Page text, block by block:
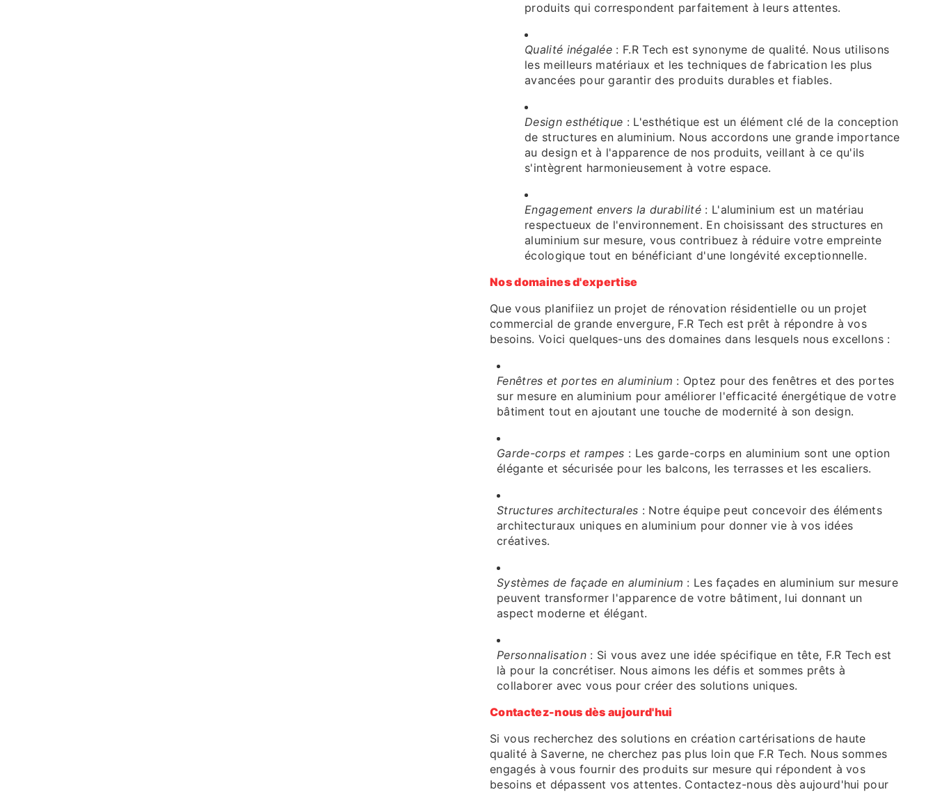
produits qui correspondent parfaitement à leurs attentes.
Qualité inégalée : F.R Tech est synonyme de qualité. Nous utilisons
les meilleurs matériaux et les techniques de fabrication les plus
avancées pour garantir des produits durables et fiables.
Design esthétique : L'esthétique est un élément clé de la conception
de structures en aluminium. Nous accordons une grande importance
au design et à l'apparence de nos produits, veillant à ce qu'ils
s'intègrent harmonieusement à votre espace.
Engagement envers la durabilité: L'aluminium est un matériau
respectueux de l'environnement. En choisissant des structures en
aluminium sur mesure, vous contribuez à réduire votre empreinte
écologique tout en bénéficiant d'une longévité exceptionnelle.
Nos domaines d'expertise
Que vous planifiiez un projet de rénovation résidentielle ou un projet
commercial de grande envergure, F.R Tech est prêt à répondre à vos
besoins. Voici quelques-uns des domaines dans lesquels nous excellons :
Fenêtres et portes en aluminium : Optez pour des fenêtres et des portes
sur mesure en aluminium pour améliorer l'efficacité énergétique de votre
bâtiment tout en ajoutant une touche de modernité à son design.
Garde-corps et rampes : Les garde-corps en aluminium sont une option
élégante et sécurisée pour les balcons, les terrasses et les escaliers.
Structures architecturales : Notre équipe peut concevoir des éléments
architecturaux uniques en aluminium pour donner vie à vos idées
créatives.
Systèmes de façade en aluminium : Les façades en aluminium sur mesure
peuvent transformer l'apparence de votre bâtiment, lui donnant un
aspect moderne et élégant.
Personnalisation : Si vous avez une idée spécifique en tête, F.R Tech est
là pour la concrétiser. Nous aimons les défis et sommes prêts à
collaborer avec vous pour créer des solutions uniques.
Contactez-nous dès aujourd'hui
Si vous recherchez des solutions en création cartérisations de haute
qualité à Saverne, ne cherchez pas plus loin que F.R Tech. Nous sommes
engagés à vous fournir des produits sur mesure qui répondent à vos
besoins et dépassent vos attentes. Contactez-nous dès aujourd'hui pour